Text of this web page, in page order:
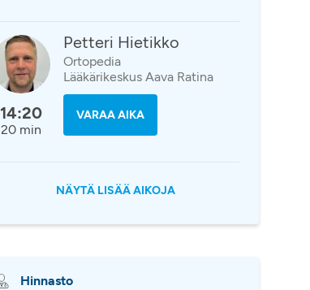
14:20
20 min
Petteri Hietikko
Ortopedia
Lääkärikeskus Aava Ratina
VARAA AIKA
NÄYTÄ LISÄÄ AIKOJA
Hinnasto